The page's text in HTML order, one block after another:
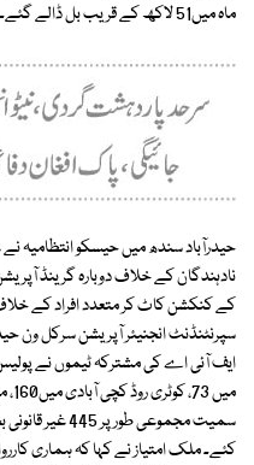
ماہ میں51 لاکھ کے قریب بل ڈالے گئے۔
حیدرآباد سندھ میں حیسکو انتظامیہ
نادہندگان کے خلاف دوبارہ گرینڈ
کے کنکشن کاٹ کر متعدد افراد کے
سپرنٹنڈنٹ انجنیئر آپریشن سرکل ون
ایف آئی اے کی مشترکہ ٹیموں نے
سمیت مجموعی
کئے۔ ملک امتیاز نے کہا کہ ہماری